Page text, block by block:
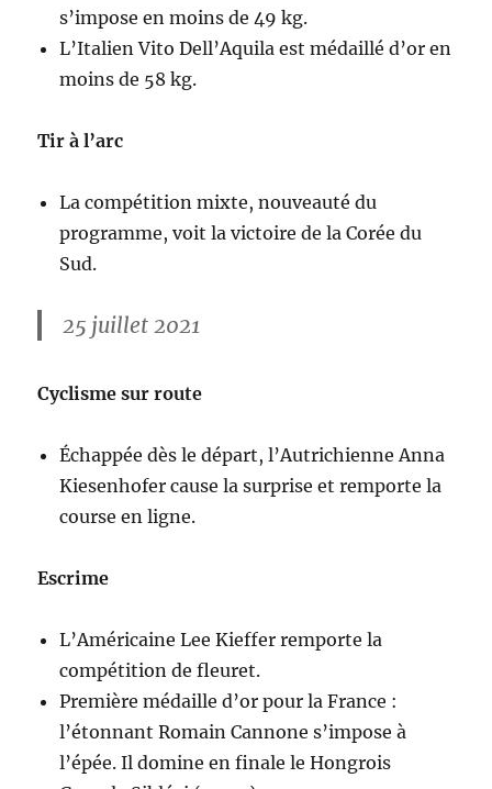
s’impose en moins de 49 kg.
L’Italien Vito Dell’Aquila est médaillé d’or en
moins de 58 kg.
Tir à l’arc
La compétition mixte, nouveauté du
programme, voit la victoire de la Corée du
Sud.
25 juillet 2021
Cyclisme sur route
Échappée dès le départ, l’Autrichienne Anna
Kiesenhofer cause la surprise et remporte la
course en ligne.
Escrime
L’Américaine Lee Kieffer remporte la
compétition de fleuret.
Première médaille d’or pour la France :
l’étonnant Romain Cannone s’impose à
l’épée. Il domine en finale le Hongrois